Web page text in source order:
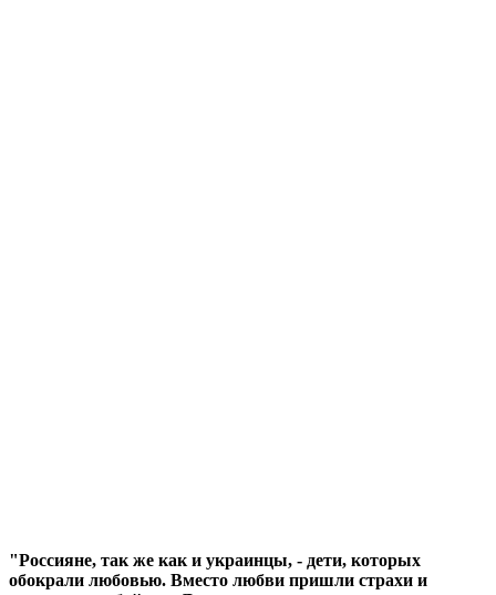
"Россияне, так же как и украинцы, - дети, которых
обокрали любовью. Вместо любви пришли страхи и